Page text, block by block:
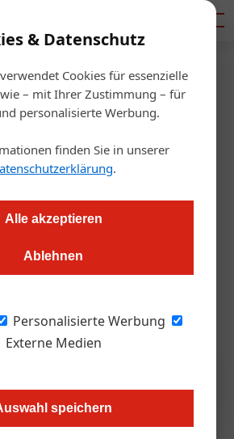
& Datenschutz
Cookies für essenzielle
– mit Ihrer Zustimmung – für
personalisierte Werbung.
finden Sie in unserer
.
Alle akzeptieren
Ablehnen
Personalisierte Werbung
Externe Medien
speichern
/Gastro & Hotel
Events
des
vom 4. – 13. Juli in
an Musikgruppen gewinnen können.